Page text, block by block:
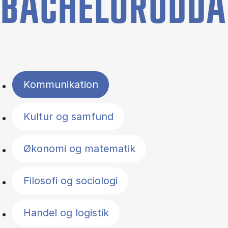
Filter by topics
Kommunikation
Kultur og samfund
Økonomi og matematik
Filosofi og sociologi
Handel og logistik